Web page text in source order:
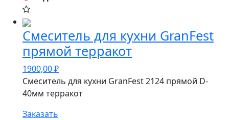
Смеситель для кухни GranFest
прямой терракот
1900,00₽
Смеситель для кухни GranFest 2124 прямой D-
40мм терракот
Заказать